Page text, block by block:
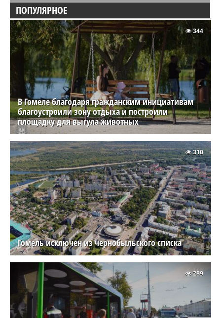
ПОПУЛЯРНОЕ
В Гомеле благодаря гражданским инициативам
благоустроили зону отдыха и построили
площадку для выгула животных
344
Гомель исключен из чернобыльского списка
310
289